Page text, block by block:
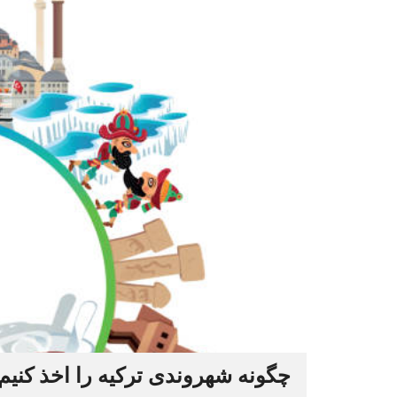
چگونه شهروندی ترکیه را اخذ